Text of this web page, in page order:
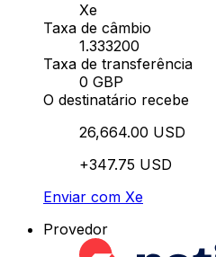
Xe
Taxa de câmbio
1.333200
Taxa de transferência
0 GBP
O destinatário recebe
26,664.00 USD
+347.75 USD
Enviar com Xe
Provedor